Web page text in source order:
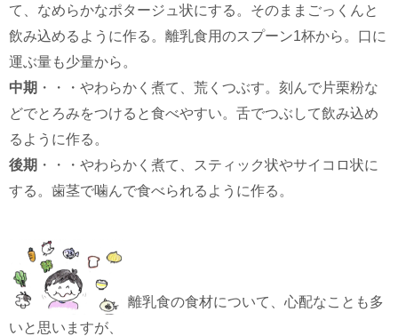
て、なめらかなポタージュ状にする。そのままごっくんと
飲み込めるように作る。離乳食用のスプーン1杯から。口に
運ぶ量も少量から。
中期 ・・・やわらかく煮て、荒くつぶす。刻んで片栗粉な
どでとろみをつけると食べやすい。舌でつぶして飲み込め
るように作る。
後期 ・・・やわらかく煮て、スティック状やサイコロ状に
する。歯茎で噛んで食べられるように作る。
離乳食の食材について、心配なことも多
いと思いますが、